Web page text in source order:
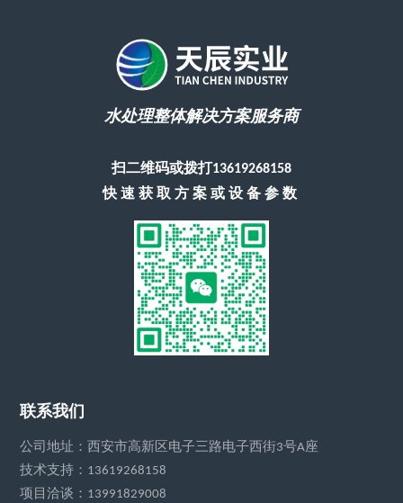
水处理整体解决方案服务商
扫二维码或拨打13619268158
快速获取方案或设备参数
联系我们
公司地址：西安市高新区电子三路电子西街3号A座
技术支持：13619268158
项目洽谈：13991829008